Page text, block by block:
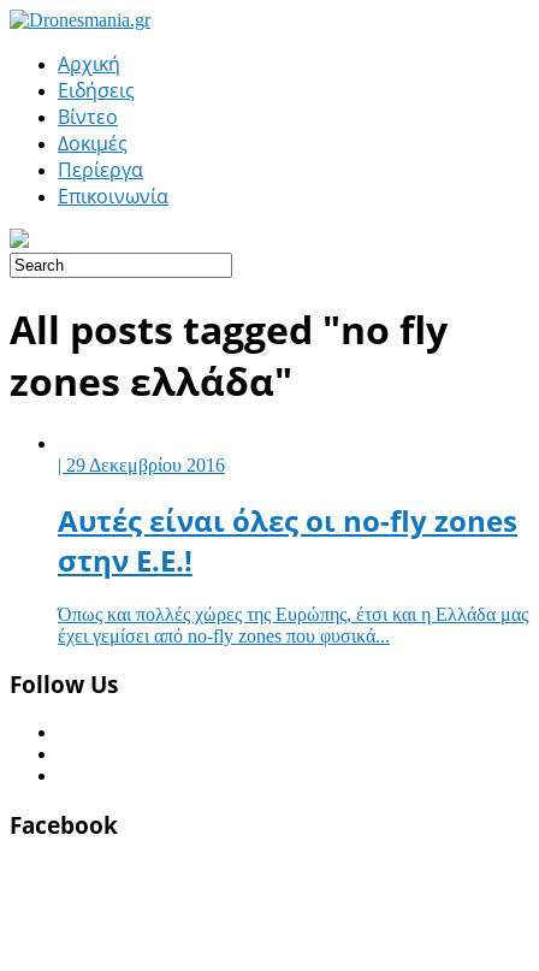
Αρχική
Ειδήσεις
Βίντεο
Δοκιμές
Περίεργα
Επικοινωνία
All posts tagged "no fly
zones ελλάδα"
| 29 Δεκεμβρίου 2016
Αυτές είναι όλες οι no-fly zones
στην Ε.Ε.!
Όπως και πολλές χώρες της Ευρώπης, έτσι και η Ελλάδα μας
έχει γεμίσει από no-fly zones που φυσικά...
Follow Us
Facebook